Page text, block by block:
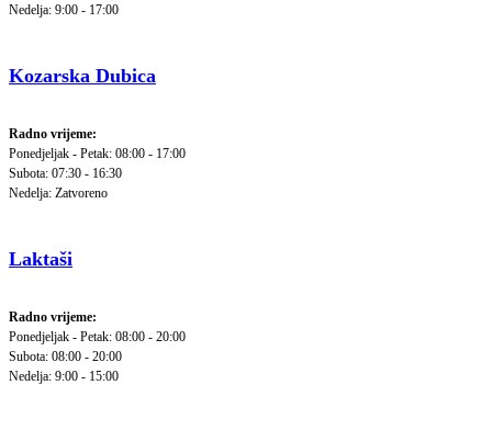
Nedelja: 9:00 - 17:00
Kozarska Dubica
Radno vrijeme:
Ponedjeljak - Petak: 08:00 - 17:00
Subota: 07:30 - 16:30
Nedelja: Zatvoreno
Laktaši
Radno vrijeme:
Ponedjeljak - Petak: 08:00 - 20:00
Subota: 08:00 - 20:00
Nedelja: 9:00 - 15:00